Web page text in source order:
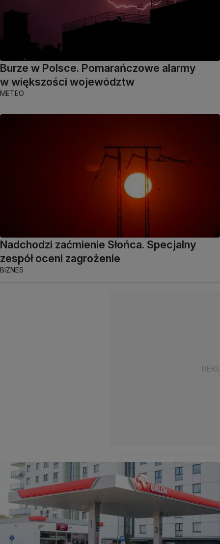
Burze w Polsce. Pomarańczowe alarmy
w większości województw
METEO
Nadchodzi zaćmienie Słońca. Specjalny
zespół oceni zagrożenie
BIZNES